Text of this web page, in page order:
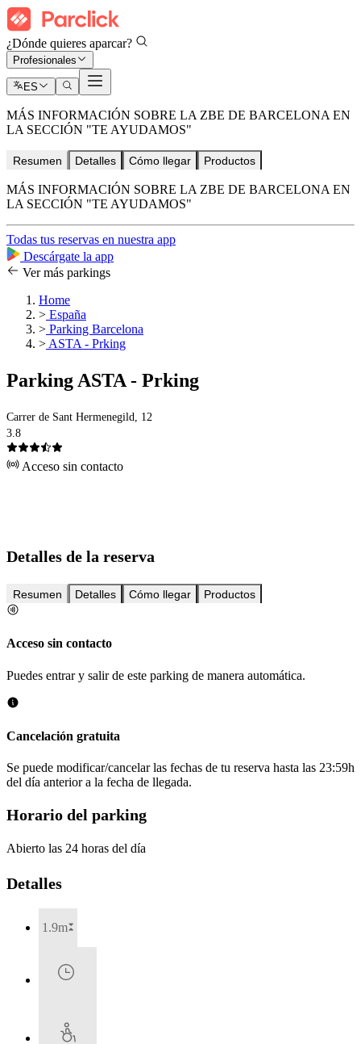
¿Dónde quieres aparcar?
Profesionales
ES
MÁS INFORMACIÓN SOBRE LA ZBE DE BARCELONA EN
LA SECCIÓN "TE AYUDAMOS"
Resumen Detalles Cómo llegar Productos
MÁS INFORMACIÓN SOBRE LA ZBE DE BARCELONA EN
LA SECCIÓN "TE AYUDAMOS"
Todas tus reservas en nuestra app
Descárgate la app
Ver más parkings
Home
> España
> Parking Barcelona
> ASTA - Prking
Parking ASTA - Prking
Carrer de Sant Hermenegild, 12
3.8
Acceso sin contacto
Detalles de la reserva
Resumen Detalles Cómo llegar Productos
Acceso sin contacto
Puedes entrar y salir de este parking de manera automática.
Cancelación gratuita
Se puede modificar/cancelar las fechas de tu reserva hasta las 23:59h
del día anterior a la fecha de llegada.
Horario del parking
Abierto las 24 horas del día
Detalles
1.9m